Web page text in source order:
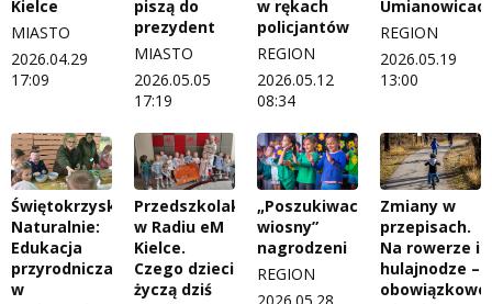
Kielce
MIASTO
2026.04.29
17:09
piszą do
prezydent
MIASTO
2026.05.05
17:19
w rękach
policjantów
REGION
2026.05.12
08:34
REGION
2026.05.19
13:00
Świętokrzyskie
Naturalnie:
Edukacja
przyrodnicza
w
Przedszkolaki
w Radiu eM
Kielce.
Czego dzieci
życzą dziś
„Poszukiwacze
wiosny”
nagrodzeni
REGION
Zmiany w
przepisach.
Na rowerze i
hulajnodze –
obowiązkowo